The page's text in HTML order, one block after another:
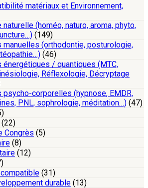
matériaux et Environnement,
(homéo, naturo, aroma, phyto,
(149)
manuelles (orthodontie, posturologie,
(46)
énergétiques / quantiques (MTC,
Réflexologie, Décryptage
psycho-corporelles (hypnose, EMDR,
PNL, sophrologie, méditation…) (47)
(22)
Congrès (5)
(8)
(12)
(31)
durable (13)